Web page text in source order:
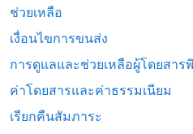
ช่วยเหลือ
เงื่อนไขการขนส่ง
การดูแลและช่วยเหลือผู้โดยสาร
ค่าโดยสารและค่าธรรมเนียม
เรียกคืนสัมภาระ